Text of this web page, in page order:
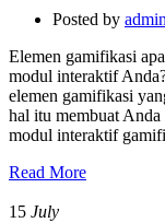
Posted by
Elemen gamifikasi
modul interaktif
elemen gamifikasi
hal itu membuat
modul interaktif
Read More
15 July